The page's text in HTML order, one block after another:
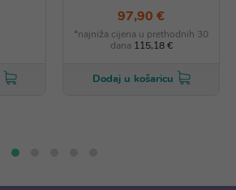
97,90 €
*najniža cijena u prethodnih 30
dana 115,18 €
Dodaj u košaricu